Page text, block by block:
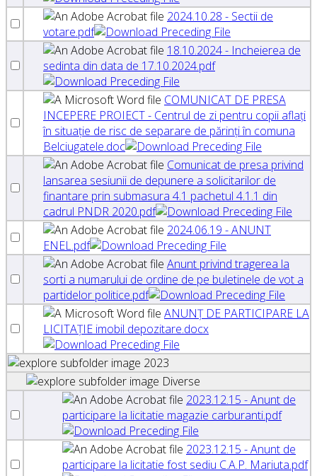
2024.10.28 - Sectii de
votare.pdf
18.10.2024 - Incheierea de
sedinta din data de 17.10.2024.pdf
COMUNICAT DE PRESA
INCEPERE PROIECT - Centrul de zi pentru copii aflaţi
în situaţie de risc de separare de părinţi în comuna
Belciugatele.doc
Comunicat de presa privind
lansarea sesiunii de depunere a solicitarilor de
finantare prin submasura 4.1 pachetul 4.1.1 din
cadrul PNDR 2020.pdf
2024.06.19 - ANUNT
ENEL.pdf
Anunt privind tragerea la
sorti a numarului de ordine de pe buletinele de vot a
partidelor politice.pdf
ANUNŢ DE PARTICIPARE LA
LICITAŢIE imobil depozitare.docx
2023
Diverse
2023.12.15 - Anunt de
participare la licitatie magazie carburanti.pdf
2023.12.15 - Anunt de
participare la licitatie fost sediu C.A.P. Mariuta.pdf